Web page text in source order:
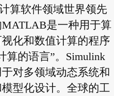
算软件领域世界领先
是一种用于算
化和数值计算的程序
算的语言”。Simulink
对多领域动态系统和
型化设计。全球的工